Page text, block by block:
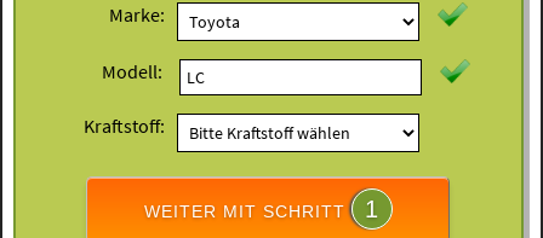
Marke:
Modell:
Kraftstoff:
WEITER MIT SCHRITT 1